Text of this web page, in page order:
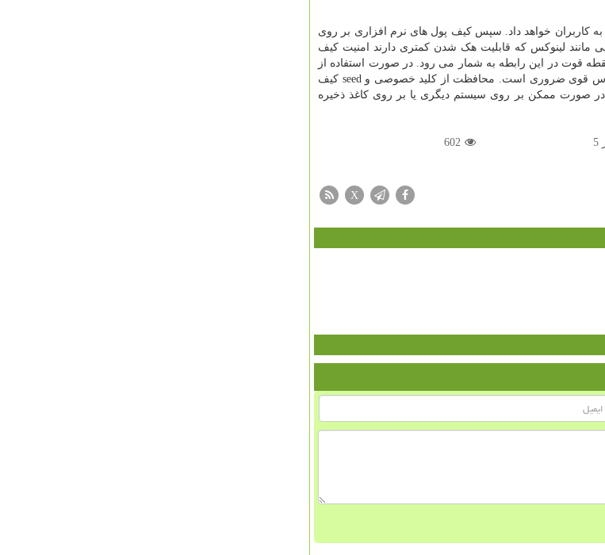
کاربران خواهد داد. سپس کیف پول های نرم افزاری بر روی
مانند لینوکس که قابلیت هک شدن کمتری دارند امنیت کیف
قوت در این رابطه به شمار می رود. در صورت استفاده از
قوی ضروری است. محافظت از کلید خصوصی و seed کیف
صورت ممکن بر روی سیستم دیگری یا بر روی کاغذ ذخیره
5
602
X